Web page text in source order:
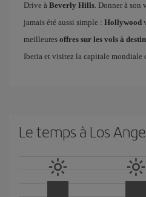
Drive à Beverly Hills. Donner à son
jamais été aussi simple : Hollywood
meilleures offres sur les vols à
Iberia et visitez la capitale mondiale
Le temps à Los